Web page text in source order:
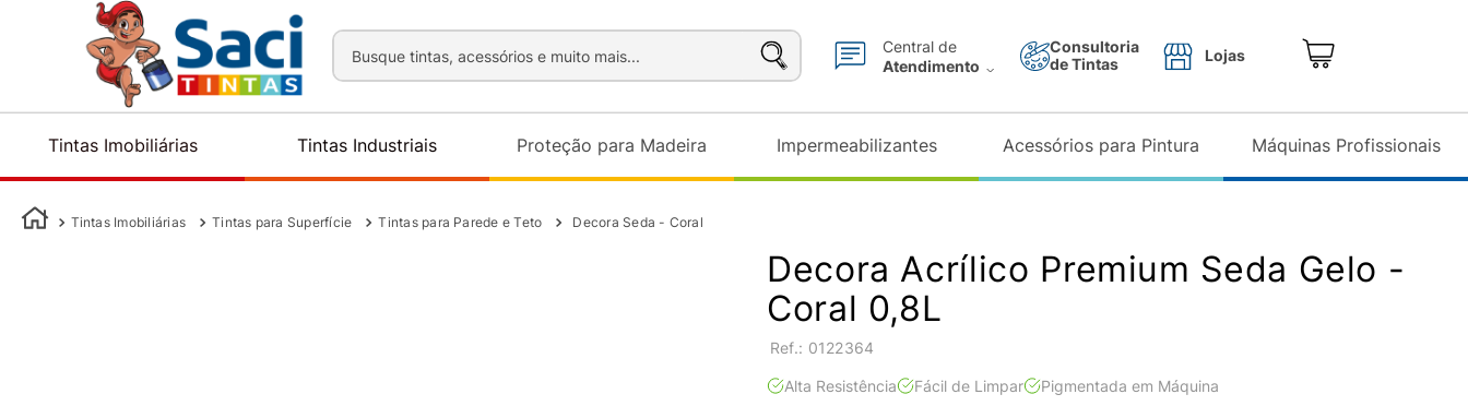
Busque tintas, acessórios e muito mais...
Central de
Atendimento
Consultoria
de Tintas
Lojas
Tintas Imobiliárias Tintas Industriais Proteção para Madeira Impermeabilizantes Acessórios para Pintura Máquinas Profissionais
Tintas Imobiliárias Tintas para Superfície Tintas para Parede e Teto Decora Seda - Coral
Decora Acrílico Premium Seda Gelo -
Coral 0,8L
: 0122364
Alta Resistência Fácil de Limpar Pigmentada em Máquina